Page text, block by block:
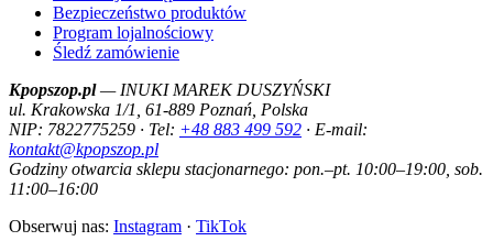
Bezpieczeństwo produktów
Program lojalnościowy
Śledź zamówienie
Kpopszop.pl— INUKI MAREK DUSZYŃSKI
ul. Krakowska 1/1, 61-889 Poznań, Polska
NIP: 7822775259 · Tel: +48 883 499 592 · E-mail:
kontakt@kpopszop.pl
Godziny otwarcia sklepu stacjonarnego: pon.–pt. 10:00–19:00, sob.
11:00–16:00
Obserwuj nas: Instagram · TikTok